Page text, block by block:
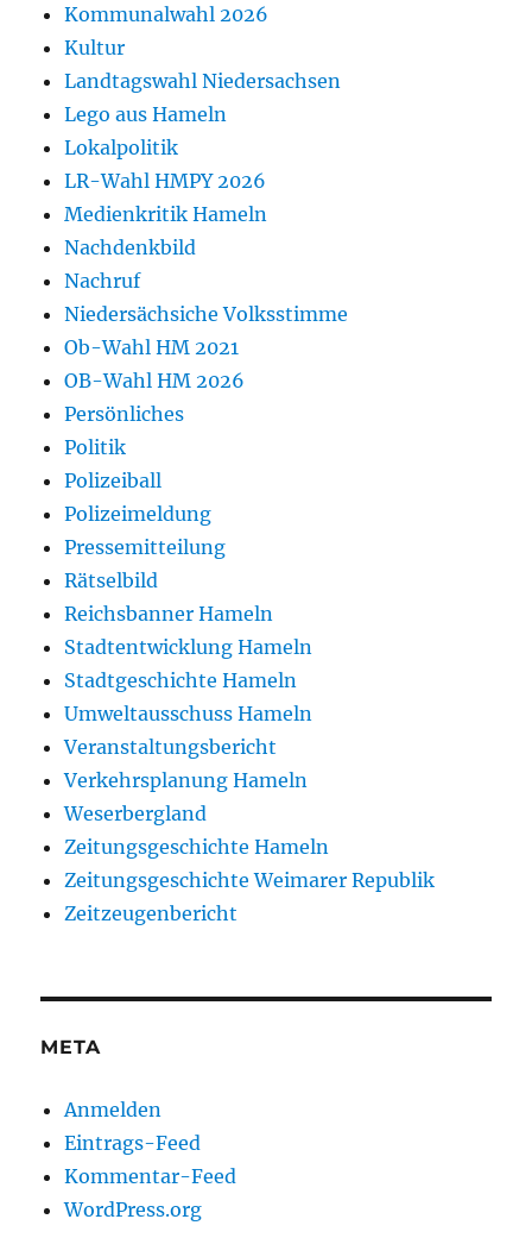
Kommunalwahl 2026
Kultur
Landtagswahl Niedersachsen
Lego aus Hameln
Lokalpolitik
LR-Wahl HMPY 2026
Medienkritik Hameln
Nachdenkbild
Nachruf
Niedersächsiche Volksstimme
Ob-Wahl HM 2021
OB-Wahl HM 2026
Persönliches
Politik
Polizeiball
Polizeimeldung
Pressemitteilung
Rätselbild
Reichsbanner Hameln
Stadtentwicklung Hameln
Stadtgeschichte Hameln
Umweltausschuss Hameln
Veranstaltungsbericht
Verkehrsplanung Hameln
Weserbergland
Zeitungsgeschichte Hameln
Zeitungsgeschichte Weimarer Republik
Zeitzeugenbericht
META
Anmelden
Eintrags-Feed
Kommentar-Feed
WordPress.org